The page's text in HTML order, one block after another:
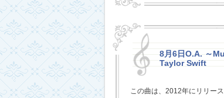
8月6日O.A. ～
Taylor Swift
この曲は、2012年にリリー